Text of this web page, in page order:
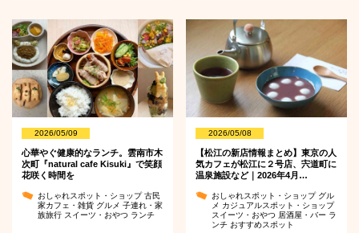
2026/05/09
心華やぐ健康的なランチ。雲南市木
次町『natural cafe Kisuki』で笑顔
花咲く時間を
おしゃれスポット・ショップ古民
家カフェ・雑貨 グルメ 子連れ・家
族旅行 スイーツ・おやつ ランチ
2026/05/08
【松江の新店情報まとめ】東京の人
気カフェが松江に２号店、宍道町に
温泉施設など｜2026年4月…
おしゃれスポット・ショップ グル
メ カジュアルスポット・ショップ
スイーツ・おやつ 居酒屋・バー ラ
ンチ おすすめスポット